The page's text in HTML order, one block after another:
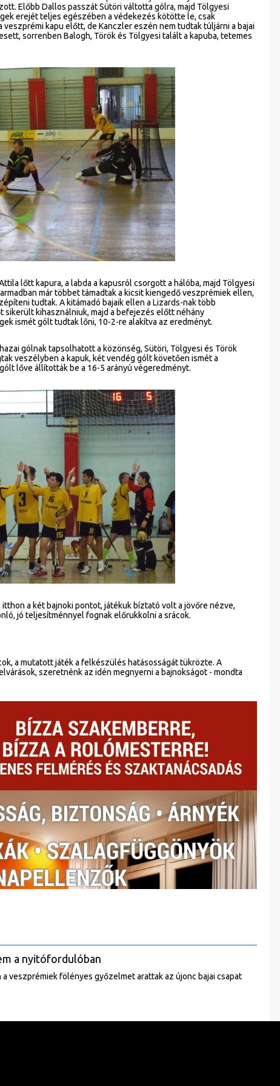
Előbb Dallos passzát Sütöri váltotta gólra, majd Tölgyesi
erejét teljes egészében a védekezés kötötte le, csak
kapu előtt, de Kanczler eszén nem tudtak túljárni a bajai
sorrenben Balogh, Török és Tölgyesi talált a kapuba, tetemes
lőtt kapura, a labda a kapusról csorgott a hálóba, majd Tölgyesi
már többet támadtak a kicsit kiengedő veszprémiek ellen,
tudtak. A kitámadó bajaik ellen a Lizards-nak több
kihasználniuk, majd a befejezés előtt néhány
ismét gólt tudtak lőni, 10-2-re alakítva az eredményt.
gólnak tapsolhatott a közönség, Sütöri, Tölgyesi és Török
veszélyben a kapuk, két vendég gólt követően ismét a
lőve állították be a 16-5 arányú végeredményt.
a két bajnoki pontot, játékuk bíztató volt a jövőre nézve,
jó teljesítménnyel fognak előrukkolni a srácok.
a mutatott játék a felkészülés hatásosságát tükrözte. A
szeretnénk az idén megnyerni a bajnokságot - mondta
a nyitófordulóban
veszprémiek fölényes győzelmet arattak az újonc bajai csapat